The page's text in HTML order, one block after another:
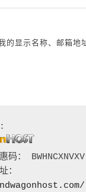
的显示名称、邮箱地
码： BWHNCXNVXV
：